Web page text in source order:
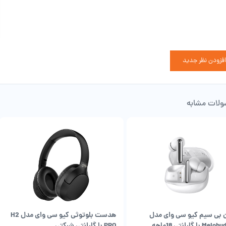
را امتحان کنند، بسیار مناسب
ویژگی های اصلی هدفون ANC
درایور دینامیک 10 میلی متری
بلوتوث 5.2 با SBC/AAC
کیس شارژ می تواند 3 بار هدفون ها را به طور کامل شارژ کند
افزودن نظر جدید
مشابه
بی سیم کیو سی وای مدل
هدست بلوتوثی کیو سی وای مدل H2